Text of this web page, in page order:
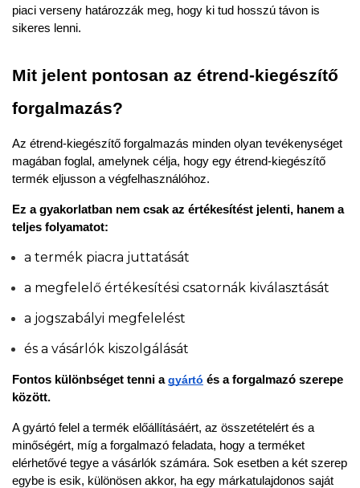
piaci verseny határozzák meg, hogy ki tud hosszú távon is
sikeres lenni.
Mit jelent pontosan az étrend-kiegészítő
forgalmazás?
Az étrend-kiegészítő forgalmazás minden olyan tevékenységet
magában foglal, amelynek célja, hogy egy étrend-kiegészítő
termék eljusson a végfelhasználóhoz.
Ez a gyakorlatban nem csak az értékesítést jelenti, hanem a
teljes folyamatot:
a termék piacra juttatását
a megfelelő értékesítési csatornák kiválasztását
a jogszabályi megfelelést
és a vásárlók kiszolgálását
Fontos különbséget tenni a gyártó és a forgalmazó szerepe
között.
A gyártó felel a termék előállításáért, az összetételért és a
minőségért, míg a forgalmazó feladata, hogy a terméket
elérhetővé tegye a vásárlók számára. Sok esetben a két szerep
egybe is esik, különösen akkor, ha egy márkatulajdonos saját